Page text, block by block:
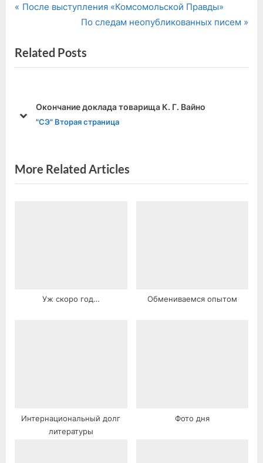
Навигация
записям
P
v
i
s
t
После выступления «Комсомольской Правды»
N
x
t
s
t
По следам неопубликованных писем
Related Posts
Окончание доклада товарища К. Г. Вайно
"СЭ" Вторая страница
prev
next
More Related Articles
Уж скоро год… Обмениваемся опытом
Интернациональный долг
литературы
Фото дня